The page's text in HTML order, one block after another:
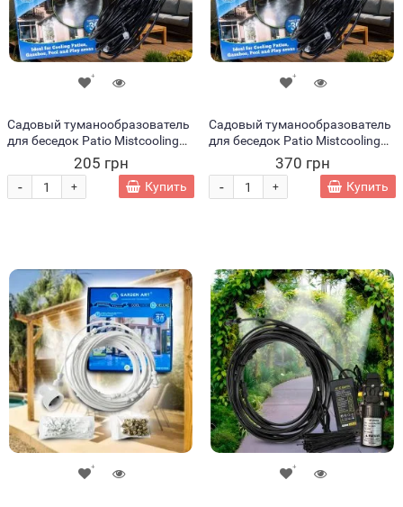
Садовый туманообразователь
для беседок Patio Mistcooling
Kit 10м FTBT (Х19)
205 грн
+
- Купить
Садовый туманообразователь
для беседок Patio Mistcooling
Kit 20м FTBT370 грн
+
- Купить